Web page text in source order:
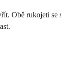
Obě rukojeti